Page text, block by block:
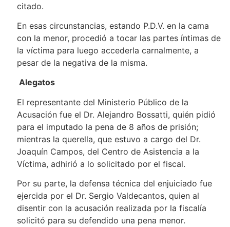
citado.
En esas circunstancias, estando P.D.V. en la cama
con la menor, procedió a tocar las partes íntimas de
la víctima para luego accederla carnalmente, a
pesar de la negativa de la misma.
Alegatos
El representante del Ministerio Público de la
Acusación fue el Dr. Alejandro Bossatti, quién pidió
para el imputado la pena de 8 años de prisión;
mientras la querella, que estuvo a cargo del Dr.
Joaquín Campos, del Centro de Asistencia a la
Víctima, adhirió a lo solicitado por el fiscal.
Por su parte, la defensa técnica del enjuiciado fue
ejercida por el Dr. Sergio Valdecantos, quien al
disentir con la acusación realizada por la fiscalía
solicitó para su defendido una pena menor.